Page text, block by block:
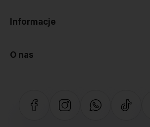
Informacje
O nas